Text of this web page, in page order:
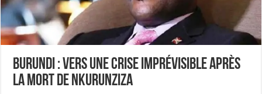
Burundi : vers une crise imprévisible après
la mort de Nkurunziza